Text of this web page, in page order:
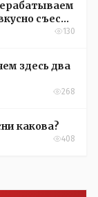
съесть
130
268
какова?
408